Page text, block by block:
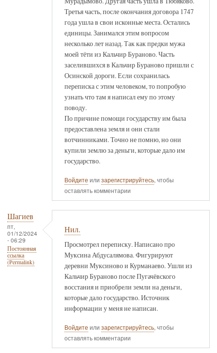
Третья часть, после окончания договора 1747
года ушла в свои исконные места. Остались
единицы. Занимался этим вопросом
несколько лет назад. Так как предки мужа
моей тёти из Кальчир Бураново. Часть
заселившихся в Кальчир Бураново пришли с
Осинской дороги. Если сохранилась
переписка с этим человеком, то попробую
узнать что там я написал ему по этому
поводу.
По причине помощи государству им была
предоставлена земля и они стали
вотчинниками. Точно не помню, но они
купили землю за деньги, которые дало им
государство.
Войдите или зарегистрируйтесь, чтобы
оставлять комментарии
Шагиев
пт,
01/12/2024
- 06:29
Постоянная
ссылка
(Permalink)
Нил.
Просмотрел переписку. Написано про
Муксина Абдусалямова. Фигурируют
деревни Муксиново и Курманаево. Ушли из
Кальчир Бураново после Пугачёвского
восстания и приобрели земли на деньги,
которые дало государство. Источник
информации у меня не написан.
Войдите или зарегистрируйтесь, чтобы
оставлять комментарии